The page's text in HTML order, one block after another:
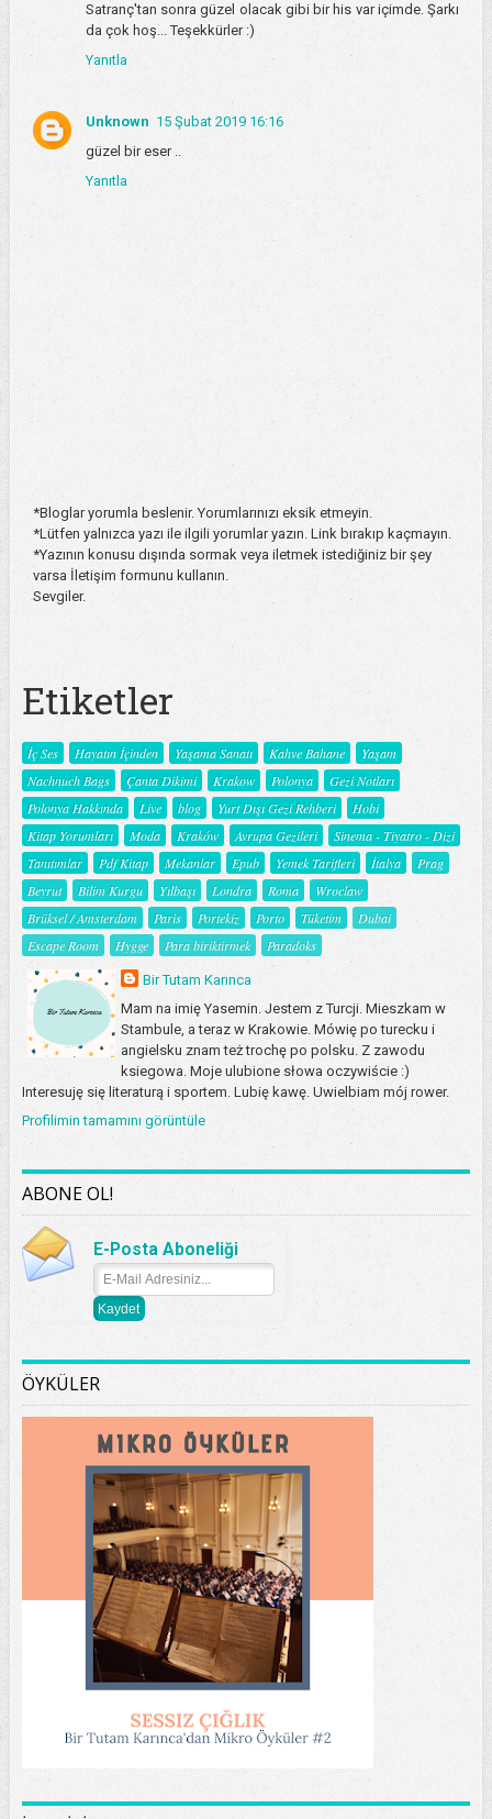
Satranç'tan sonra güzel olacak gibi bir his var içimde. Şarkı
da çok hoş... Teşekkürler :)
Yanıtla
Unknown 15 Şubat 2019 16:16
güzel bir eser ..
Yanıtla
*Bloglar yorumla beslenir. Yorumlarınızı eksik etmeyin.
*Lütfen yalnızca yazı ile ilgili yorumlar yazın. Link bırakıp kaçmayın.
*Yazının konusu dışında sormak veya iletmek istediğiniz bir şey
varsa İletişim formunu kullanın.
Sevgiler.
Etiketler
İç Ses Hayatın İçinden Yaşama Sanatı Kahve Bahane
Yaşam
Nachnuch Bags
Çanta Dikimi Krakow Polonya
Gezi Notları
Polonya Hakkında
Live blog Yurt Dışı Gezi Rehberi
Hobi
Kitap Yorumları
Moda Kraków Avrupa Gezileri
Sinema - Tiyatro - Dizi
Tanıtımlar
Pdf Kitap Mekanlar Epub Yemek Tarifleri İtalya
Prag
Beyrut
Bilim Kurgu Yılbaşı Londra Roma
Wroclaw
Brüksel / Amsterdam
Paris Portekiz Porto Tüketim
Dubai
Escape Room
Hygge Para biriktirmek Paradoks
Bir Tutam Karınca
Mam na imię Yasemin. Jestem z Turcji. Mieszkam w
Stambule, a teraz w Krakowie. Mówię po turecku i
angielsku znam też trochę po polsku. Z zawodu
ksiegowa. Moje ulubione słowa oczywiście :)
Interesuję się literaturą i sportem. Lubię kawę. Uwielbiam mój rower.
Profilimin tamamını görüntüle
ABONE OL!
E-Posta Aboneliği
ÖYKÜLER